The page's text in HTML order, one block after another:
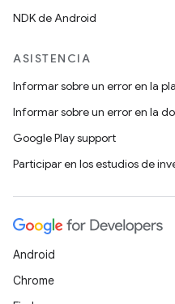
NDK de Android
ASISTENCIA
Informar sobre un error en la
Informar sobre un error en la
Google Play support
Participar en los estudios de
Android
Chrome